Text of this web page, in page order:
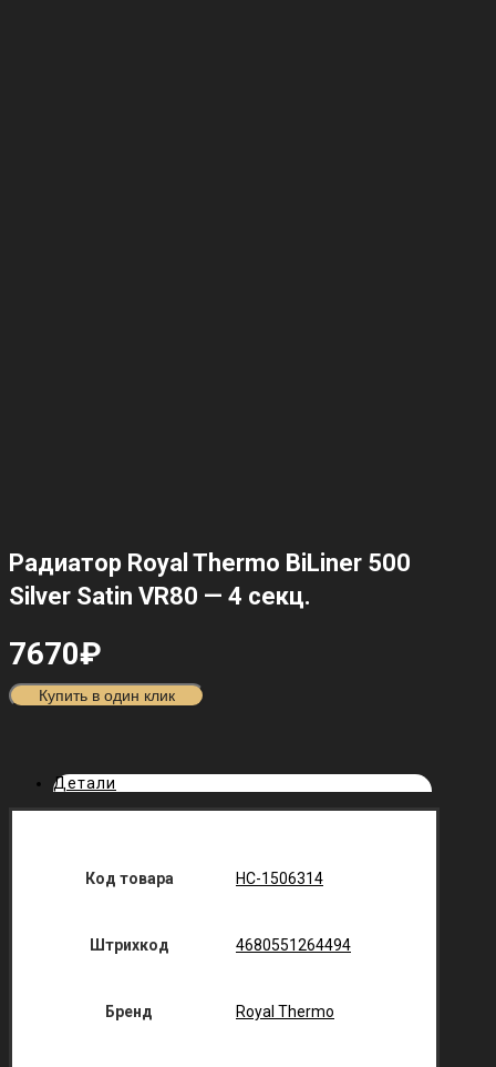
Радиатор Royal Thermo BiLiner 500
Silver Satin VR80 — 4 секц.
7670₽
Купить в один клик
Детали
Код товара НС-1506314
Штрихкод 4680551264494
Бренд Royal Thermo